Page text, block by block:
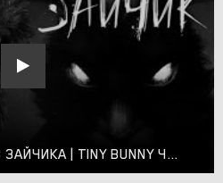
ФРАМЕ ТАМЕР ИГРАЕТ В ЗАЙЧИКА | TINY BUNNY ЧАСТЬ 1